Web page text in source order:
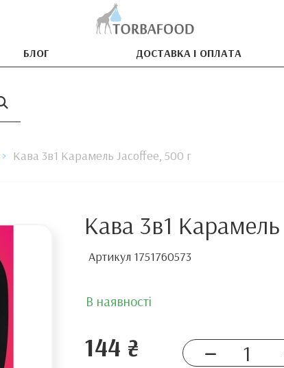
БЛОГ ДОСТАВКА І ОПЛАТА
Кава 3в1 Карамель Jacoffee, 500 г
Кава 3в1
Артикул 1751760573
В наявності
144 ₴